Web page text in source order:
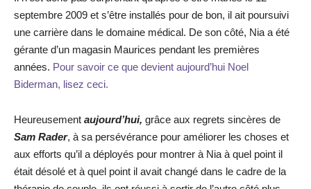
septembre 2009 et s’être installés pour de bon, il ait poursuivi
une carrière dans le domaine médical. De son côté, Nia a été
gérante d’un magasin Maurices pendant les premières
années. Pour savoir ce que devient aujourd’hui Noel
Biderman, lisez ceci.
Heureusement aujourd’hui, grâce aux regrets sincères de
Sam Rader, à sa persévérance pour améliorer les choses et
aux efforts qu’il a déployés pour montrer à Nia à quel point il
était désolé et à quel point il avait changé dans le cadre de la